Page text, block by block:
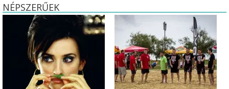
NÉPSZERŰEK